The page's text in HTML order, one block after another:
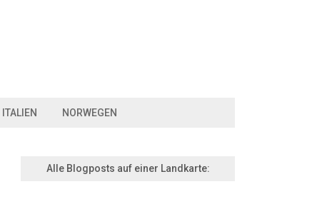
ITALIEN NORWEGEN
Alle Blogposts auf einer Landkarte: